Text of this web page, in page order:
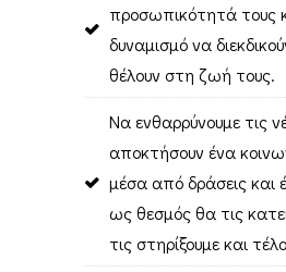
προσωπικότητά τους
δυναμισμό να
θέλουν στη ζωή τους.
Να ενθαρρύνουμε τις
αποκτήσουν ένα
μέσα από δράσεις και
ως θεσμός θα τις
τις στηρίξουμε και